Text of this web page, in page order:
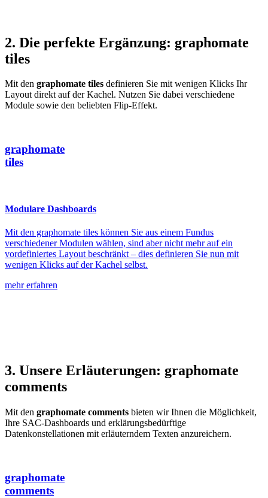
2. Die perfekte Ergänzung: graphomate
tiles
Mit den graphomate tiles definieren Sie mit wenigen Klicks Ihr
Layout direkt auf der Kachel. Nutzen Sie dabei verschiedene
Module sowie den beliebten Flip-Effekt.
graphomate
tiles
Modulare Dashboards
Mit den graphomate tiles können Sie aus einem Fundus
verschiedener Modulen wählen, sind aber nicht mehr auf ein
vordefiniertes Layout beschränkt – dies definieren Sie nun mit
wenigen Klicks auf der Kachel selbst.
mehr erfahren
3. Unsere Erläuterungen: graphomate
comments
Mit den graphomate comments bieten wir Ihnen die Möglichkeit,
Ihre SAC-Dashboards und erklärungsbedürftige
Datenkonstellationen mit erläuterndem Texten anzureichern.
graphomate
comments